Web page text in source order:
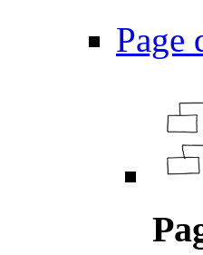
Page